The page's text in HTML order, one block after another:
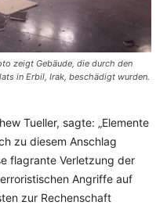
zeigt Gebäude, die durch den
in Erbil, Irak, beschädigt wurden.
Tueller, sagte: „Elemente
zu diesem Anschlag
flagrante Verletzung der
Angriffe auf
zur Rechenschaft